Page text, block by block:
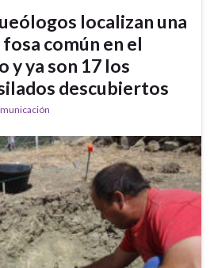
localizan una
común en el
y ya son 17 los
descubiertos